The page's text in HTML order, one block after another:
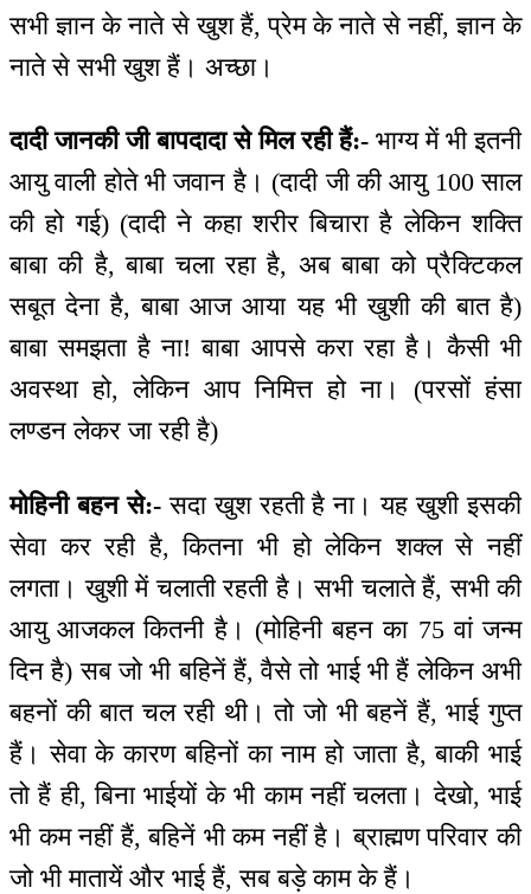
सभी ज्ञान के नाते से खुश हैं, प्रेम के नाते से नहीं, ज्ञान के
नाते से सभी खुश हैं। अच्छा।
दादी जानकी जी बापदादा से मिल रही हैं:- भाग्य में भी इतनी
आयु वाली होते भी जवान है। (दादी जी की आयु 100 साल
की हो गई) (दादी ने कहा शरीर बिचारा है लेकिन शक्ति
बाबा की है, बाबा चला रहा है, अब बाबा को प्रैक्टिकल
सबूत देना है, बाबा आज आया यह भी खुशी की बात है)
बाबा समझता है ना! बाबा आपसे करा रहा है। कैसी भी
अवस्था हो, लेकिन आप निमित्त हो ना। (परसों हंसा
लण्डन लेकर जा रही है)
मोहिनी बहन से:-सदा खुश रहती है ना। यह खुशी इसकी
सेवा कर रही है, कितना भी हो लेकिन शक्ल से नहीं
लगता। खुशी में चलाती रहती है। सभी चलाते हैं, सभी की
आयु आजकल कितनी है। (मोहिनी बहन का 75 वां जन्म
दिन है) सब जो भी बहिनें हैं, वैसे तो भाई भी हैं लेकिन अभी
बहनों की बात चल रही थी। तो जो भी बहनें हैं, भाई गुप्त
हैं। सेवा के कारण बहिनों का नाम हो जाता है, बाकी भाई
तो हैं ही, बिना भाईयों के भी काम नहीं चलता। देखो, भाई
भी कम नहीं हैं, बहिनें भी कम नहीं है। ब्राह्मण परिवार की
जो भी मातायें और भाई हैं, सब बड़े काम के हैं।